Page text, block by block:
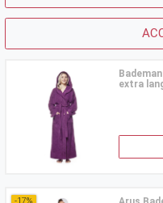
extra